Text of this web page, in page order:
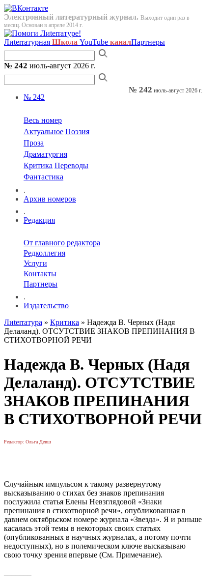
Электронный литературный журнал. Выходит один раз в
месяц. Основан в апреле 2014 г.
Лиterraтурная Школа YouTube каналПартнеры
№ 242 июль-август 2026 г.
№ 242
Весь номер
Актуальное Поэзия
Проза
Драматургия
Критика Переводы
Фантастика
.
Архив номеров
.
Редакция
От главного редактора
Редколлегия
Услуги
Контакты
Партнеры
.
Издательство
№ 242 июль-август 2026 г.
Лиterraтура » Критика » Надежда В. Черных (Надя
Делаланд). ОТСУТСТВИЕ ЗНАКОВ ПРЕПИНАНИЯ В
СТИХОТВОРНОЙ РЕЧИ
Надежда В. Черных (Надя
Делаланд). ОТСУТСТВИЕ
ЗНАКОВ ПРЕПИНАНИЯ
В СТИХОТВОРНОЙ РЕЧИ
Редактор: Ольга Девш
Случайным импульсом к такому развернутому
высказыванию о стихах без знаков препинания
послужила статья Елены Невзглядовой «Знаки
препинания в стихотворной речи», опубликованная в
давнем октябрьском номере журнала «Звезда». Я и раньше
касалась этой темы в некоторых своих статьях
(опубликованных в научных журналах, а потому почти
недоступных), но в полемическом ключе высказываю
свою точку зрения впервые (См. Примечание).